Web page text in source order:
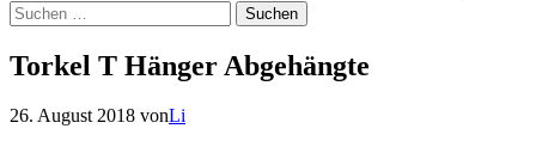
Suchen
nach:
Torkel T Hänger Abgehängte
26. August 2018 vonLi